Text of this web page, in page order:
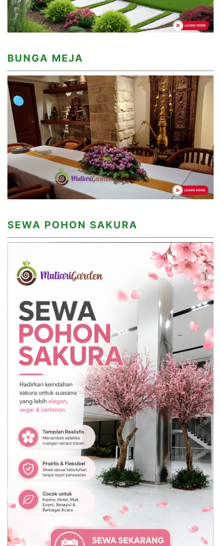
BUNGA MEJA
SEWA POHON SAKURA